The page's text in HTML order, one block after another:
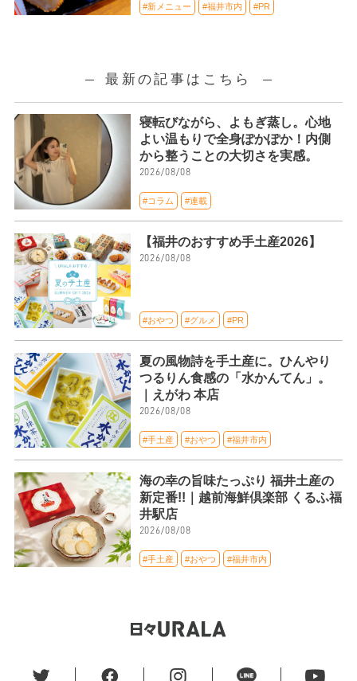
#新メニュー #福井市内 #PR
最新の記事はこちら
寝転びながら、よもぎ蒸し。心地
よい温もりで全身ぽかぽか！内側
から整うことの大切さを実感。
2026/08/08
#コラム #連載
【福井のおすすめ手土産2026】
2026/08/08
#おやつ #グルメ #PR
夏の風物詩を手土産に。ひんやり
つるりん食感の「水かんてん」。
｜えがわ 本店
2026/08/08
#手土産 #おやつ #福井市内
海の幸の旨味たっぷり 福井土産の
新定番!!｜越前海鮮倶楽部 くるふ福
井駅店
2026/08/08
#手土産 #おやつ #福井市内